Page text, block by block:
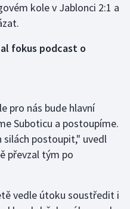
kole v Jablonci 2:1 a
fokus podcast o
pro nás bude hlavní
Suboticu a postoupíme.
silách postoupit," uvedl
převzal tým po
vedle útoku soustředit i